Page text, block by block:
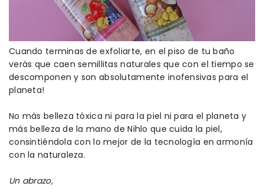
Cuando terminas de exfoliarte, en el piso de tu baño
verás que caen semillitas naturales que con el tiempo se
descomponen y son absolutamente inofensivas para el
planeta!
No más belleza tóxica ni para la piel ni para el planeta y
más belleza de la mano de Nihlo que cuida la piel,
consintiéndola con lo mejor de la tecnología en armonía
con la naturaleza.
Un abrazo,